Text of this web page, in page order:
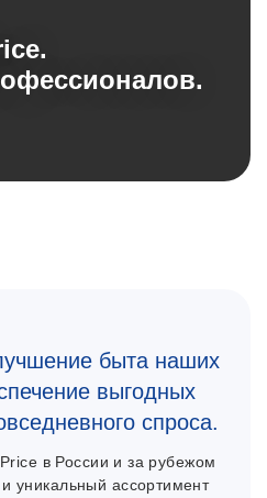
быта наших
выгодных
спроса.
в России и за рубежом
уникальный ассортимент